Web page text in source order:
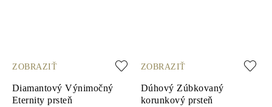
ZOBRAZIŤ
Diamantový Výnimočný
Eternity prsteň
ZOBRAZIŤ
Dúhový Zúbkovaný
korunkový prsteň